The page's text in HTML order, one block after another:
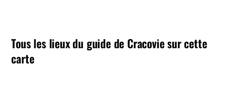
Tous les lieux du guide de Cracovie sur cette
carte